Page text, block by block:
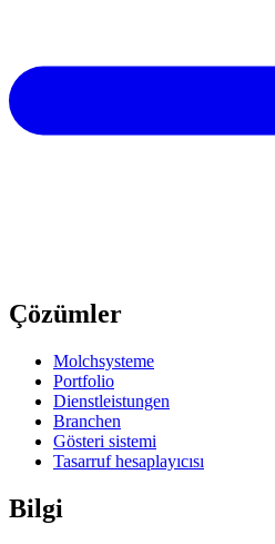
Çözümler
Molchsysteme
Portfolio
Dienstleistungen
Branchen
Gösteri sistemi
Tasarruf hesaplayıcısı
Bilgi